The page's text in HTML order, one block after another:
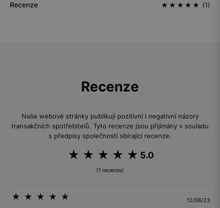
Recenze (1)
Recenze
Naše webové stránky publikují pozitivní i negativní názory
transakčních spotřebitelů. Tyto recenze jsou přijímány v souladu
s předpisy společnosti sbírající recenze.
5.0
(1 recenze)
12/08/23